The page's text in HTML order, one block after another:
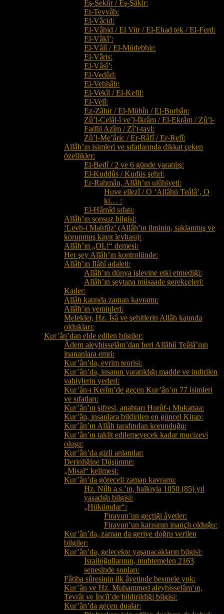
Eş-Şekûr / Eş-Şâkir:
Et-Tevvâb:
El-Vâcid:
El-Vâhid / El Vitr / El-Ehad tek / El-Ferd:
El-Vâkî’:
El-Vâlî / El-Müdebbir:
El-Vâris:
El-Vâsî’:
El-Vedûd:
El-Vehhâb:
El-Vekîl / El-Kefil:
El-Velî:
Ez-Zâhir / El-Mübîn / El-Burhân:
Zû’l-Celâl-î ve’l-İkrâm / El-Ekrâm / Zû’l-
Fadlil Azîm / Zî’t-tavl:
Zû’l-Me’âric / Er-Râfî / Er-Refî:
Allâh’ın isimleri ve sıfatlarında dikkat çeken
özellikler:
El-Bedî / 2 ve 6 günde yaratılış:
El-Kuddûs / Kudüs şehri:
Er-Rahmân, Allâh’ın ulûhiyeti:
Huve ellezî / O ‘Allâhü Teâlâ’, O
ki… :
El-Hâmîd sıfatı:
Allâh’ın sonsuz bilgisi:
‘Levh-i Mahfûz’ (Allâh’ın ilminin, saklanmış ve
korunmuş kayıt levhası):
Allâh’ın „OL!“ demesi:
Her şey Allâh’ın kontrolünde:
Allâh’ın İlâhî adaleti:
Allâh’ın dünya işlevine etki etmediği:
Allâh’ın şeytana müsaade gerekçeleri:
Kader:
Allâh katında zaman kavramı:
Allâh’ın yeminleri:
Melekler, Hz. Îsâ ve şehitlerin Allâh katında
oldukları:
Kur’ân’dan elde edilen bilgiler:
Âdem aleyhisselâm’dan beri Allâhû Teâlâ’nın
inananlara emri:
Kur’ân’da, evrim teorisi:
Kur’ân’da, insanın yaratıldığı madde ve indirilen
vahiylerin yerleri:
Kur’ân-ı Kerîm’de geçen Kur’ân’ın 77 isimleri
ve sıfatları:
Kur’ân’ın şifresi, anahtarı Hurûf-ı Mukattaa:
Kur’ân, insanlara bildirilen en güncel Kitap:
Kur’ân’ın Allâh tarafından korunduğu:
Kur’ân’ın taklit edilemeyecek kadar mucizevi
oluşu:
Kur’ân’da gizli anlamlar:
Derinliğine Düşünme:
„Misal“ kelimesi:
Kur’ân’da göreceli zaman kavramı:
Hz. Nûh a.s.’ın, halkıyla 1050 (85) yıl
yaşadığı bilgisi:
„Hükümdar“:
Firavun’un geçtiği âyetler:
Firavun’un karısının inançlı olduğu:
Kur’ân’da, zaman da geriye doğru verilen
bilgiler:
Kur’ân’da, gelecekte yaşanacakların bilgisi:
İsrailoğullarının, muhtemelen 2163
senesinde sonları:
Fâtiha sûresinin ilk âyetinde besmele yok:
Kur’ân ve Hz. Muhammed aleyhisselâm’ın,
Tevrât ve İncîl’de bildirildiği bilgisi:
Kur’ân’da geçen dualar: